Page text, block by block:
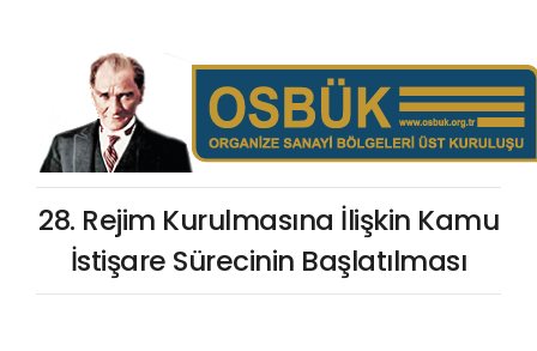
28. Rejim Kurulmasına İlişkin Kamu
İstişare Sürecinin Başlatılması